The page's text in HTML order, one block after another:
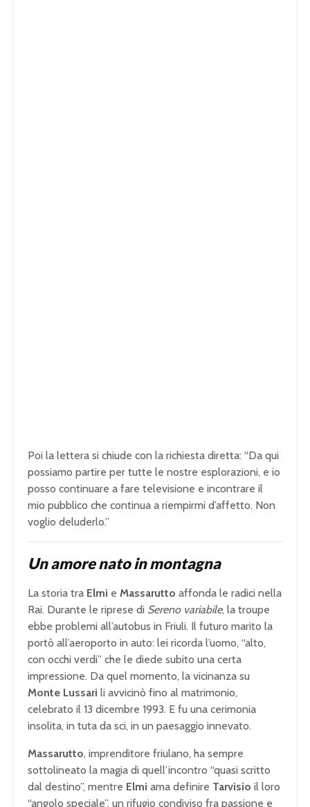
Poi la lettera si chiude con la richiesta diretta: “Da qui
possiamo partire per tutte le nostre esplorazioni, e io
posso continuare a fare televisione e incontrare il
mio pubblico che continua a riempirmi d’affetto. Non
voglio deluderlo.”
Un amore nato in montagna
La storia tra Elmi e Massarutto affonda le radici nella
Rai. Durante le riprese di Sereno variabile, la troupe
ebbe problemi all’autobus in Friuli. Il futuro marito la
portò all’aeroporto in auto: lei ricorda l’uomo, “alto,
con occhi verdi” che le diede subito una certa
impressione. Da quel momento, la vicinanza su
Monte Lussari li avvicinò fino al matrimonio,
celebrato il 13 dicembre 1993. E fu una cerimonia
insolita, in tuta da sci, in un paesaggio innevato.
Massarutto, imprenditore friulano, ha sempre
sottolineato la magia di quell’incontro “quasi scritto
dal destino”, mentre Elmi ama definire Tarvisio il loro
“angolo speciale”, un rifugio condiviso fra passione e